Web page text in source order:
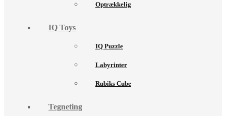
Optrækkelig
IQ Toys
IQ Puzzle
Labyrinter
Rubiks Cube
Tegneting